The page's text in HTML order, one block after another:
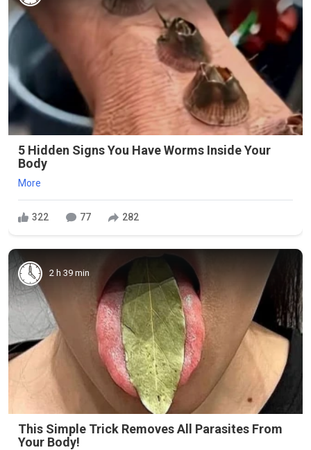
5 Hidden Signs You Have Worms Inside Your
Body
More
322 77 282
2 h 39 min
This Simple Trick Removes All Parasites From
Your Body!